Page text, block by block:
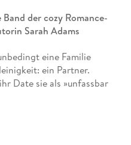
der cozy Romance-
Sarah Adams
eine Familie
ein Partner.
Date sie als »unfassbar
es ihn zu überreden, ihr